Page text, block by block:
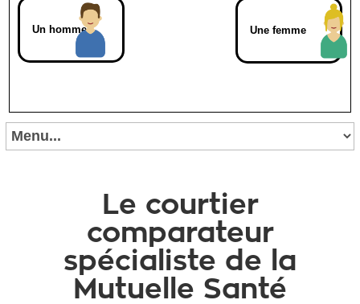
Un homme Une femme
Le courtier
comparateur
spécialiste de la
Mutuelle Santé